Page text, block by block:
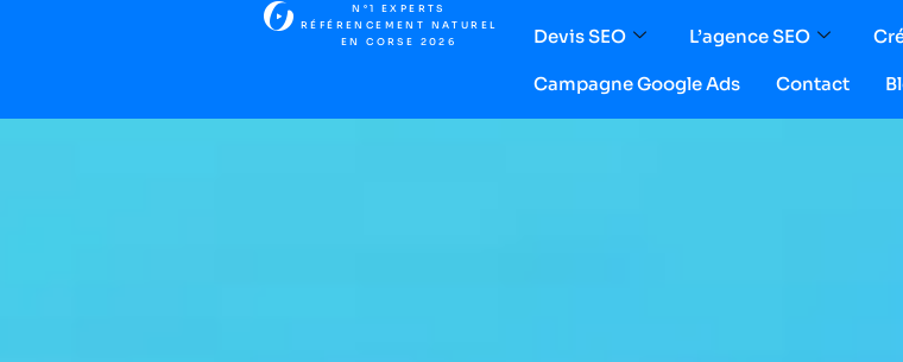
N°1 EXPERTS
RÉFÉRENCEMENT NATUREL
EN CORSE 2026
Devis SEO L’agence SEO
Campagne Google Ads Contact